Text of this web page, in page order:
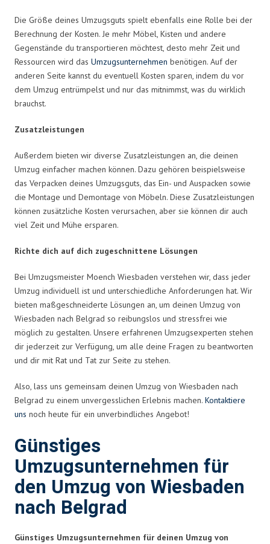
Die Größe deines Umzugsguts spielt ebenfalls eine Rolle bei der
Berechnung der Kosten. Je mehr Möbel, Kisten und andere
Gegenstände du transportieren möchtest, desto mehr Zeit und
Ressourcen wird das Umzugsunternehmen benötigen. Auf der
anderen Seite kannst du eventuell Kosten sparen, indem du vor
dem Umzug entrümpelst und nur das mitnimmst, was du wirklich
brauchst.
Zusatzleistungen
Außerdem bieten wir diverse Zusatzleistungen an, die deinen
Umzug einfacher machen können. Dazu gehören beispielsweise
das Verpacken deines Umzugsguts, das Ein- und Auspacken sowie
die Montage und Demontage von Möbeln. Diese Zusatzleistungen
können zusätzliche Kosten verursachen, aber sie können dir auch
viel Zeit und Mühe ersparen.
Richte dich auf dich zugeschnittene Lösungen
Bei Umzugsmeister Moench Wiesbaden verstehen wir, dass jeder
Umzug individuell ist und unterschiedliche Anforderungen hat. Wir
bieten maßgeschneiderte Lösungen an, um deinen Umzug von
Wiesbaden nach Belgrad so reibungslos und stressfrei wie
möglich zu gestalten. Unsere erfahrenen Umzugsexperten stehen
dir jederzeit zur Verfügung, um alle deine Fragen zu beantworten
und dir mit Rat und Tat zur Seite zu stehen.
Also, lass uns gemeinsam deinen Umzug von Wiesbaden nach
Belgrad zu einem unvergesslichen Erlebnis machen. Kontaktiere
uns noch heute für ein unverbindliches Angebot!
Günstiges
Umzugsunternehmen für
den Umzug von Wiesbaden
nach Belgrad
Günstiges Umzugsunternehmen für deinen Umzug von